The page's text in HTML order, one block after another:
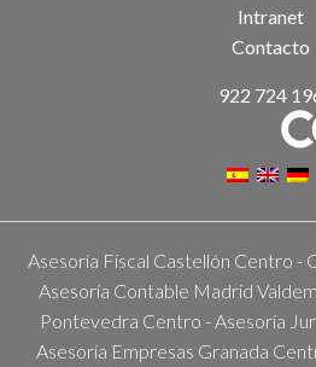
Intranet
Contacto
922 724
Asesoría Fiscal Castellón Centro -
Asesoría Contable Madrid
Pontevedra Centro -Asesoría
Asesoría Empresas Granada